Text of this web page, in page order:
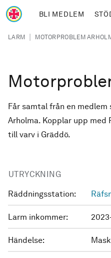
Hoppa till huvudinnehåll
BLI MEDLEM
Länkstig
LARM | MOTORPROBLEM
Får samtal från en
Arholma. Kopplar upp med
till varv i Gräddö.
UTRYCKNING
Räddningsstation:
Larm inkommer:
Händelse: